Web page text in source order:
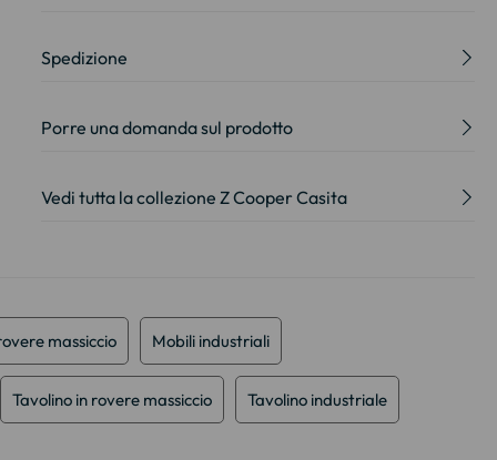
Spedizione
Porre una domanda sul prodotto
Vedi tutta la collezione Z Cooper Casita
massiccio Mobili industriali
Tavolino in rovere massiccio Tavolino industriale